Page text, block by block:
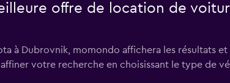
offre de location de
à Dubrovnik, momondo affichera les résultats et
votre recherche en choisissant le type de